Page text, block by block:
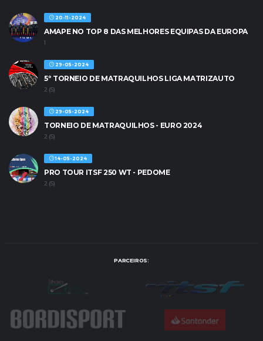
20-11-2024
AMAPE NO TOP 8 DAS MELHORES EQUIPAS DA EUROPA
1
29-05-2024
5º TORNEIO DE MATRAQUILHOS LIGA MATRIZAUTO
2 (S)
29-05-2024
TORNEIO DE MATRAQUILHOS - EURO 2024
2 (S)
14-05-2024
PRO TOUR ITSF 250 WT - PEDOME
2 (S)
PARCEIROS: